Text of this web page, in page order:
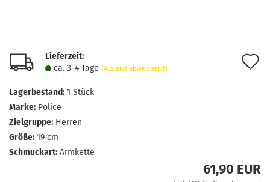
Lieferzeit:
ca. 3-4 Tage (Ausland abweichend)
Lagerbestand: 1 Stück
Marke: Police
Zielgruppe: Herren
Größe: 19 cm
Schmuckart: Armkette
61,90 EUR